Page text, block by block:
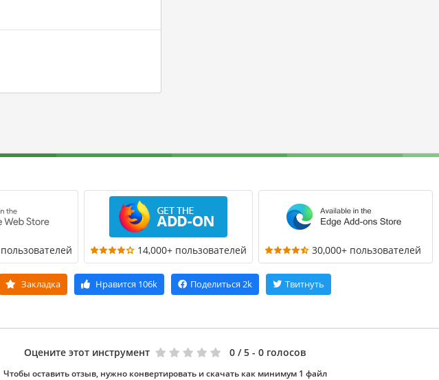
14,000+ пользователей 30,000+ пользователей
Закладка Нравится 106k Поделиться 2k Твитнуть
Оцените этот инструмент 0 / 5 - 0 голосов
Чтобы оставить отзыв, нужно конвертировать и скачать как минимум 1 файл